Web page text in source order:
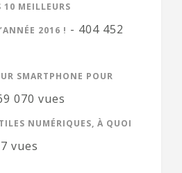
10 MEILLEURS
2016 ! - 404 452
SMARTPHONE POUR
070 vues
NUMÉRIQUES, À QUOI
vues